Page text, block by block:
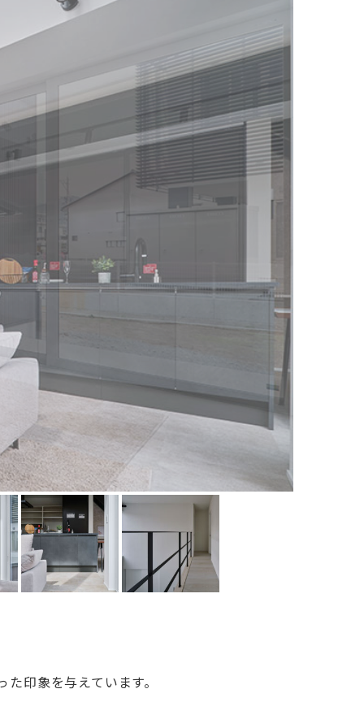
印象を与えています。